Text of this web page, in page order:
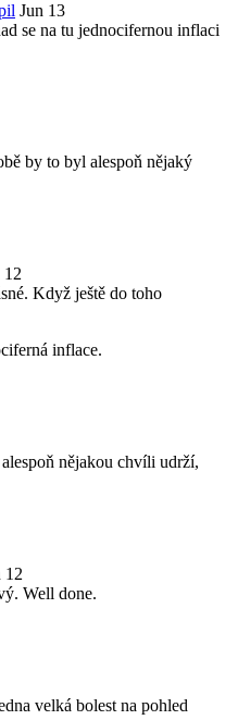
Jun 13
se na tu jednocifernou inflaci
by to byl alespoň nějaký
12
Když ještě do toho
inflace.
nějakou chvíli udrží,
12
Well done.
velká bolest na pohled